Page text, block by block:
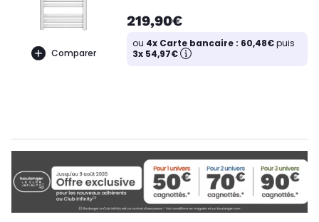
Comparer
219,90€
ou 4x Carte bancaire : 60,48€puis
3x 54,97€